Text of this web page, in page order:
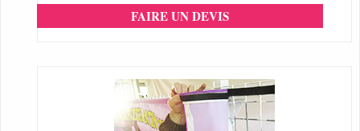
FAIRE UN DEVIS